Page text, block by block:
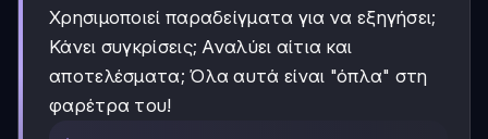
Χρησιμοποιεί παραδείγματα για να εξηγήσει;
Κάνει συγκρίσεις; Αναλύει αίτια και
αποτελέσματα; Όλα αυτά είναι "όπλα" στη
φαρέτρα του!